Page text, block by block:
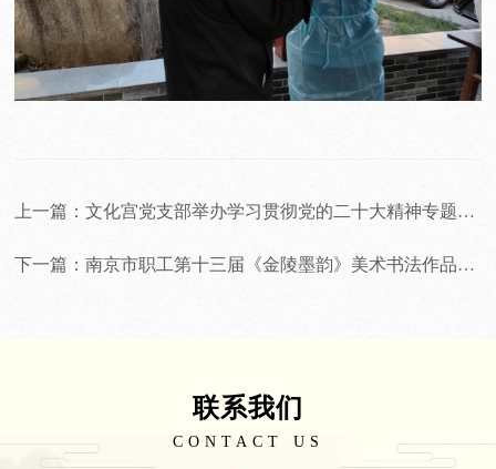
上一篇：文化宫党支部举办学习贯彻党的二十大精神专题党课
下一篇：南京市职工第十三届《金陵墨韵》美术书法作品评选结果
联系我们
CONTACT US